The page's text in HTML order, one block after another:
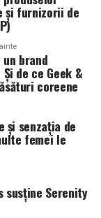
de
un look
strica
bine realizat.
auto
nu sunt doar
Publicul
modul in
si
si uzura
și furnizorii de
brand
de ce Geek &
coreene
și senzația de
femei le
susține Serenity